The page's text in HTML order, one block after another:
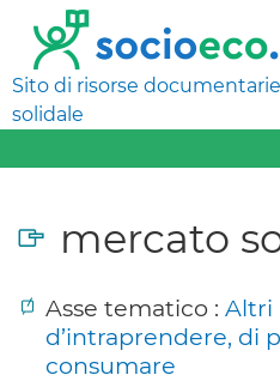
Sito di risorse
solidale
mercato
Asse tematico : Altri
d’intraprendere, di
consumare